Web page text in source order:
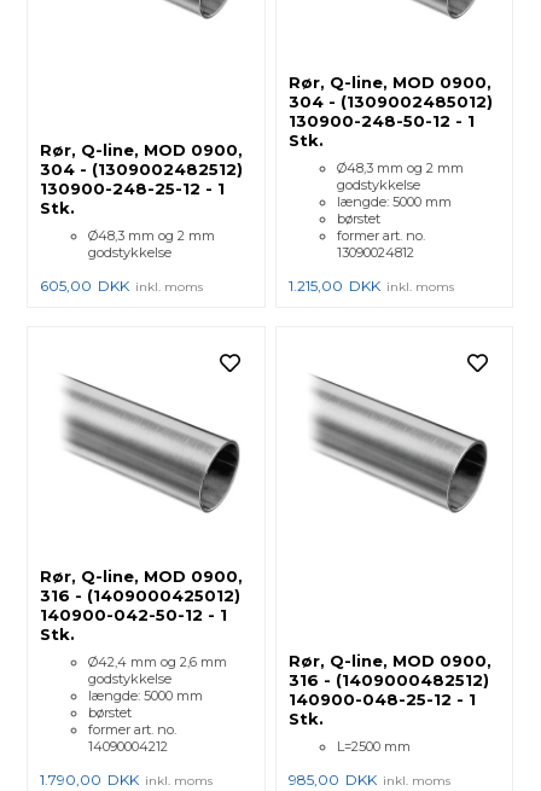
Rør, Q-line, MOD 0900,
304 - (1309002482512)
130900-248-25-12 - 1
Stk.
Ø48,3 mm og 2 mm
godstykkelse
605,00 DKK inkl. moms
Rør, Q-line, MOD 0900,
304 - (1309002485012)
130900-248-50-12 - 1
Stk.
Ø48,3 mm og 2 mm
godstykkelse
længde: 5000 mm
børstet
former art. no.
13090024812
1.215,00 DKK inkl. moms
Rør, Q-line, MOD 0900,
316 - (1409000425012)
140900-042-50-12 - 1
Stk.
Ø42,4 mm og 2,6 mm
godstykkelse
længde: 5000 mm
børstet
former art. no.
14090004212
1.790,00 DKK inkl. moms
Rør, Q-line, MOD 0900,
316 - (1409000482512)
140900-048-25-12 - 1
Stk.
L=2500 mm
985,00 DKK inkl. moms